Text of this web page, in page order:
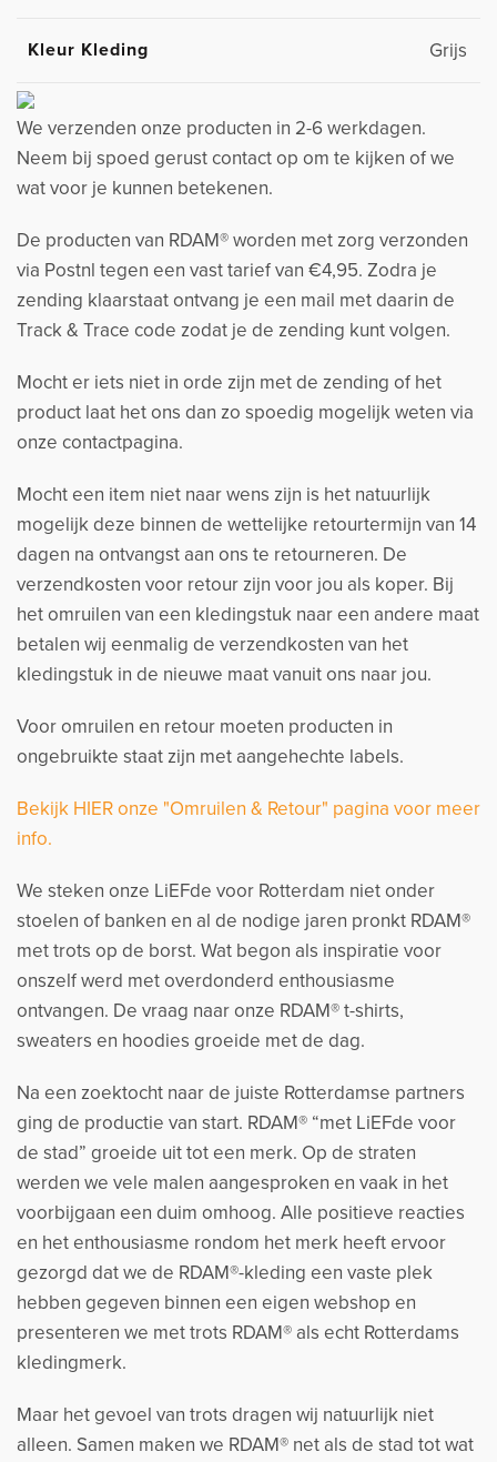
Kleur Kleding Grijs
We verzenden onze producten in 2-6 werkdagen.
Neem bij spoed gerust contact op om te kijken of we
wat voor je kunnen betekenen.
De producten van RDAM® worden met zorg verzonden
via Postnl tegen een vast tarief van €4,95. Zodra je
zending klaarstaat ontvang je een mail met daarin de
Track & Trace code zodat je de zending kunt volgen.
Mocht er iets niet in orde zijn met de zending of het
product laat het ons dan zo spoedig mogelijk weten via
onze contactpagina.
Mocht een item niet naar wens zijn is het natuurlijk
mogelijk deze binnen de wettelijke retourtermijn van 14
dagen na ontvangst aan ons te retourneren. De
verzendkosten voor retour zijn voor jou als koper. Bij
het omruilen van een kledingstuk naar een andere maat
betalen wij eenmalig de verzendkosten van het
kledingstuk in de nieuwe maat vanuit ons naar jou.
Voor omruilen en retour moeten producten in
ongebruikte staat zijn met aangehechte labels.
Bekijk HIER onze "Omruilen & Retour" pagina voor meer
info.
We steken onze LiEFde voor Rotterdam niet onder
stoelen of banken en al de nodige jaren pronkt RDAM®
met trots op de borst. Wat begon als inspiratie voor
onszelf werd met overdonderd enthousiasme
ontvangen. De vraag naar onze RDAM® t-shirts,
sweaters en hoodies groeide met de dag.
Na een zoektocht naar de juiste Rotterdamse partners
ging de productie van start. RDAM® “met LiEFde voor
de stad” groeide uit tot een merk. Op de straten
werden we vele malen aangesproken en vaak in het
voorbijgaan een duim omhoog. Alle positieve reacties
en het enthousiasme rondom het merk heeft ervoor
gezorgd dat we de RDAM®-kleding een vaste plek
hebben gegeven binnen een eigen webshop en
presenteren we met trots RDAM® als echt Rotterdams
kledingmerk.
Maar het gevoel van trots dragen wij natuurlijk niet
alleen. Samen maken we RDAM® net als de stad tot wat